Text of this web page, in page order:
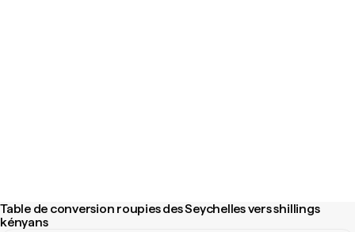
Table de conversion roupies des Seychelles vers shillings
kényans